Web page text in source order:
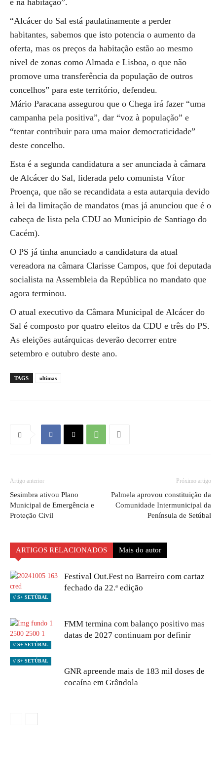
e na habitação”.
“Alcácer do Sal está paulatinamente a perder
habitantes, sabemos que isto potencia o aumento da
oferta, mas os preços da habitação estão ao mesmo
nível de zonas como Almada e Lisboa, o que não
promove uma transferência da população de outros
concelhos” para este território, defendeu.
Mário Paracana assegurou que o Chega irá fazer “uma
campanha pela positiva”, dar “voz à população” e
“tentar contribuir para uma maior democraticidade”
deste concelho.
Esta é a segunda candidatura a ser anunciada à câmara
de Alcácer do Sal, liderada pelo comunista Vítor
Proença, que não se recandidata a esta autarquia devido
à lei da limitação de mandatos (mas já anunciou que é o
cabeça de lista pela CDU ao Município de Santiago do
Cacém).
O PS já tinha anunciado a candidatura da atual
vereadora na câmara Clarisse Campos, que foi deputada
socialista na Assembleia da República no mandato que
agora terminou.
O atual executivo da Câmara Municipal de Alcácer do
Sal é composto por quatro eleitos da CDU e três do PS.
As eleições autárquicas deverão decorrer entre
setembro e outubro deste ano.
TAGS ultimas
Artigo anterior
Sesimbra ativou Plano
Municipal de Emergência e
Proteção Civil
Próximo artigo
Palmela aprovou constituição da
Comunidade Intermunicipal da
Península de Setúbal
ARTIGOS RELACIONADOS Mais do autor
// S+ SETÚBAL
Festival Out.Fest no Barreiro com cartaz
fechado da 22.ª edição
// S+ SETÚBAL
FMM termina com balanço positivo mas
datas de 2027 continuam por definir
// S+ SETÚBAL
GNR apreende mais de 183 mil doses de
cocaína em Grândola